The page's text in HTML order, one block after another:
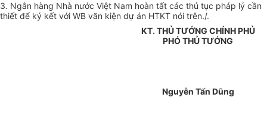
3. Ngân hàng Nhà nước Việt Nam hoàn tất các thủ tục pháp lý cần
thiết để ký kết với WB văn kiện dự án HTKT nói trên./.
KT. THỦ TƯỚNG CHÍNH PHỦ
PHÓ THỦ TƯỚNG
Nguyễn Tấn Dũng